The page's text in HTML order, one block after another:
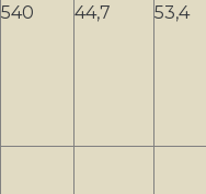
540 44,7 53,4